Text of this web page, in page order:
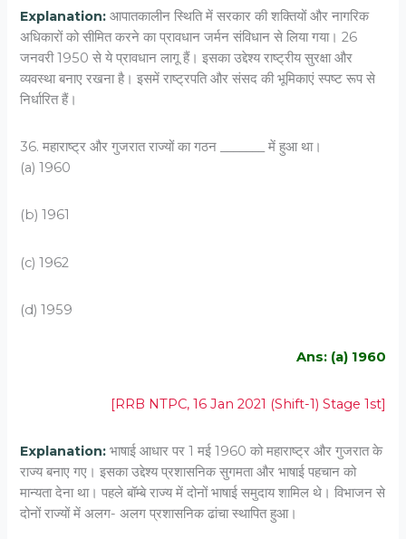
Explanation:आपातकालीन स्थिति में सरकार की शक्तियों और नागरिक
अधिकारों को सीमित करने का प्रावधान जर्मन संविधान से लिया गया। 26
जनवरी 1950 से ये प्रावधान लागू हैं। इसका उद्देश्य राष्ट्रीय सुरक्षा और
व्यवस्था बनाए रखना है। इसमें राष्ट्रपति और संसद की भूमिकाएं स्पष्ट रूप से
निर्धारित हैं।
36. महाराष्ट्र और गुजरात राज्यों का गठन _______ में हुआ था।
(a) 1960
(b) 1961
(c) 1962
(d) 1959
Ans: (a) 1960
[RRB NTPC, 16 Jan 2021 (Shift-1) Stage 1st]
Explanation: भाषाई आधार पर 1 मई 1960 को महाराष्ट्र और गुजरात के
राज्य बनाए गए। इसका उद्देश्य प्रशासनिक सुगमता और भाषाई पहचान को
मान्यता देना था। पहले बॉम्बे राज्य में दोनों भाषाई समुदाय शामिल थे। विभाजन से
दोनों राज्यों में अलग- अलग प्रशासनिक ढांचा स्थापित हुआ।